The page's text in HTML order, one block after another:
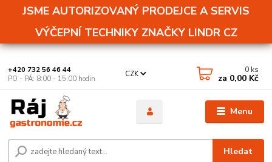
JSME AUTORIZOVANÝ PRODEJCE A SERVIS
VÝČEPNÍ TECHNIKY ZNAČKY LINDR CZ
Menu
CZK
Hledat
+420 732 56 46 44
PO - PÁ: 8:00 - 15:00 hodin
0 ks
za 0,00 Kč